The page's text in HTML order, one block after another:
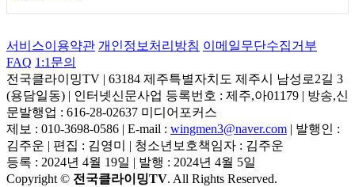
서비스이용약관 개인정보처리방침 이메일무단수집거부
FAQ 1:1문의
전국클라이밍TV | 63184 제주특별자치도 제주시 남성로2길 3
(용담일동) | 인터넷신문사업 등록번호 : 제주,아01179 | 방송,신
문발행업 : 616-28-02637 미디어포커스
제보 : 010-3698-0586 | E-mail : wingmen3@naver.com | 발행인 :
김주운 | 편집 : 김영미 | 청소년보호책임자 : 김주운
등록 : 2024년 4월 19일 | 발행 : 2024년 4월 5일
Copyright © 전국클라이밍TV. All Rights Reserved.